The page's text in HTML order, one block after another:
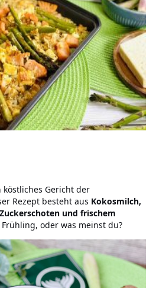
köstliches Gericht der
Rezept besteht aus Kokosmilch,
und frischem
oder was meinst du?